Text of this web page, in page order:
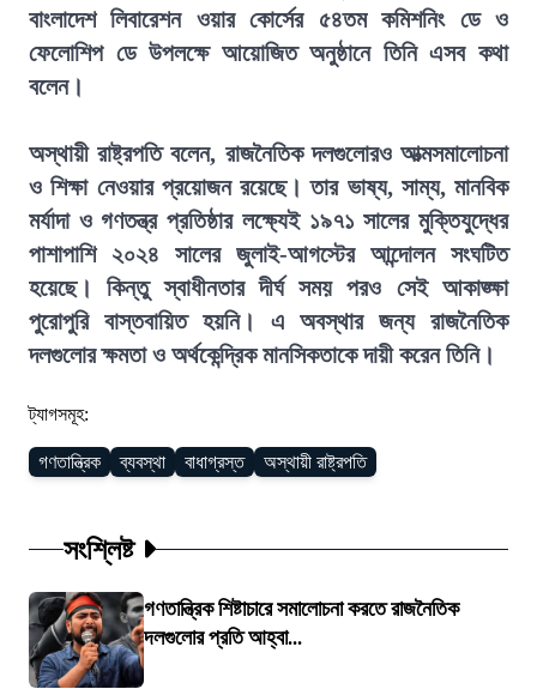
বাংলাদেশ লিবারেশন ওয়ার কোর্সের ৫৪তম কমিশনিং ডে ও
ফেলোশিপ ডে উপলক্ষে আয়োজিত অনুষ্ঠানে তিনি এসব কথা
বলেন।
অস্থায়ী রাষ্ট্রপতি বলেন, রাজনৈতিক দলগুলোরও আত্মসমালোচনা
ও শিক্ষা নেওয়ার প্রয়োজন রয়েছে। তার ভাষ্য, সাম্য, মানবিক
মর্যাদা ও গণতন্ত্র প্রতিষ্ঠার লক্ষ্যেই ১৯৭১ সালের মুক্তিযুদ্ধের
পাশাপাশি ২০২৪ সালের জুলাই-আগস্টের আন্দোলন সংঘটিত
হয়েছে। কিন্তু স্বাধীনতার দীর্ঘ সময় পরও সেই আকাঙ্ক্ষা
পুরোপুরি বাস্তবায়িত হয়নি। এ অবস্থার জন্য রাজনৈতিক
দলগুলোর ক্ষমতা ও অর্থকেন্দ্রিক মানসিকতাকে দায়ী করেন তিনি।
ট্যাগসমূহ:
গণতান্ত্রিক ব্যবস্থা বাধাগ্রস্ত অস্থায়ী রাষ্ট্রপতি
সংশ্লিষ্ট
গণতান্ত্রিক শিষ্টাচারে সমালোচনা করতে রাজনৈতিক
দলগুলোর প্রতি আহ্বা...